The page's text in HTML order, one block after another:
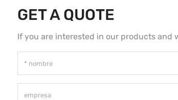
GET A QUOTE
If you are interested in our products and